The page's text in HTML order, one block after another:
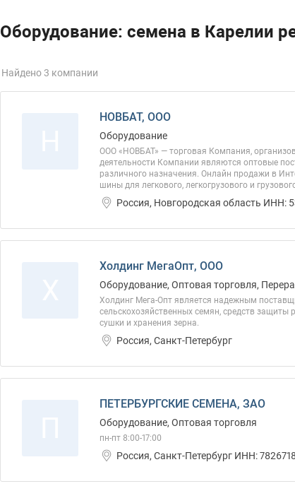
Оборудование: семена в Карелии
Найдено 3 компании
НОВБАТ, ООО
Оборудование
ООО «НОВБАТ» — торговая Компания,
деятельности Компании являются оптовые
различного назначения. Онлайн продажи в
шины для легкового, легкогрузового и
Россия, Новгородская область ИНН:
Холдинг МегаОпт, ООО
Оборудование, Оптовая торговля,
Холдинг Мега-Опт является надежным
сельскохозяйственных семян, средств защиты
сушки и хранения зерна.
Россия, Санкт-Петербург
ПЕТЕРБУРГСКИЕ СЕМЕНА, ЗАО
Оборудование, Оптовая торговля
пн-пт 8:00-17:00
Россия, Санкт-Петербург ИНН: